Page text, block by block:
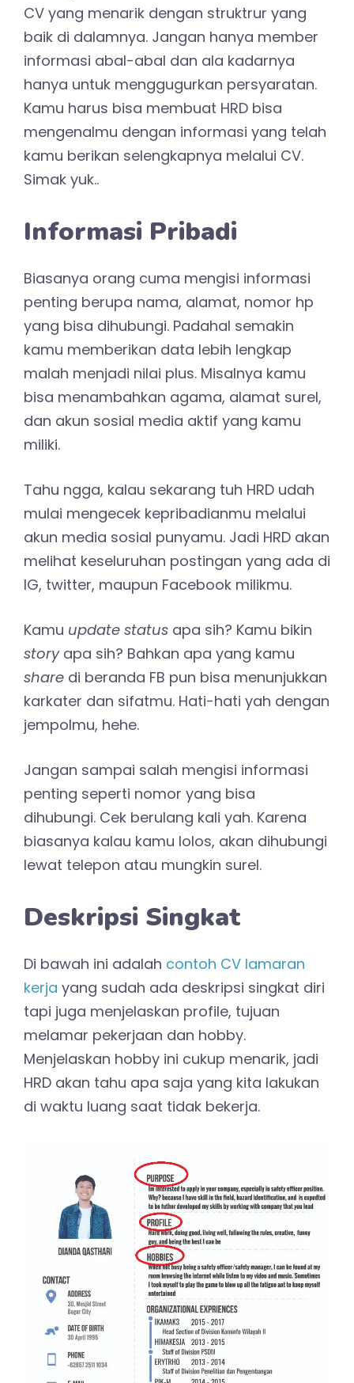
CV yang menarik dengan struktrur yang
baik di dalamnya. Jangan hanya member
informasi abal-abal dan ala kadarnya
hanya untuk menggugurkan persyaratan.
Kamu harus bisa membuat HRD bisa
mengenalmu dengan informasi yang telah
kamu berikan selengkapnya melalui CV.
Simak yuk..
Informasi Pribadi
Biasanya orang cuma mengisi informasi
penting berupa nama, alamat, nomor hp
yang bisa dihubungi. Padahal semakin
kamu memberikan data lebih lengkap
malah menjadi nilai plus. Misalnya kamu
bisa menambahkan agama, alamat surel,
dan akun sosial media aktif yang kamu
miliki.
Tahu ngga, kalau sekarang tuh HRD udah
mulai mengecek kepribadianmu melalui
akun media sosial punyamu. Jadi HRD akan
melihat keseluruhan postingan yang ada di
IG, twitter, maupun Facebook milikmu.
Kamu update status apa sih? Kamu bikin
storyapa sih? Bahkan apa yang kamu
share di beranda FB pun bisa menunjukkan
karkater dan sifatmu. Hati-hati yah dengan
jempolmu, hehe.
Jangan sampai salah mengisi informasi
penting seperti nomor yang bisa
dihubungi. Cek berulang kali yah. Karena
biasanya kalau kamu lolos, akan dihubungi
lewat telepon atau mungkin surel.
Deskripsi Singkat
Di bawah ini adalah contoh CV lamaran
kerja yang sudah ada deskripsi singkat diri
tapi juga menjelaskan profile, tujuan
melamar pekerjaan dan hobby.
Menjelaskan hobby ini cukup menarik, jadi
HRD akan tahu apa saja yang kita lakukan
di waktu luang saat tidak bekerja.